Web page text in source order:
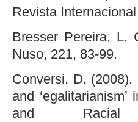
Revista
Bresser Pereira, L.
Nuso, 221, 83-99.
Conversi, D. (2008).
and
and Racial